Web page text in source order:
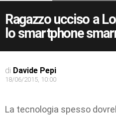
Ragazzo ucciso a
lo smartphone
di Davide Pepi
18/06/2015, 10:00
La tecnologia spesso